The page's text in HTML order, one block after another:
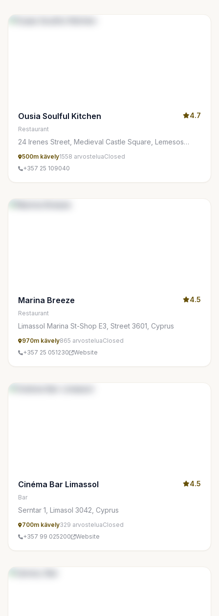
Ousia Soulful Kitchen 4.7
Restaurant
24 Irenes Street, Medieval Castle Square, Lemesos
500m kävely1558 arvosteluaClosed
+357 25 109040
Marina Breeze 4.5
Restaurant
Limassol Marina St-Shop E3, Street 3601, Cyprus
970m kävely865 arvosteluaClosed
+357 25 051230
Website
Cinéma Bar Limassol 4.5
Bar
Serntar 1, Limasol 3042, Cyprus
700m kävely329 arvosteluaClosed
+357 99 025200
Website